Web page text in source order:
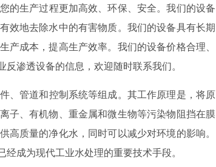
的生产过程更加高效、环保、安全。我们的设备
效地去除水中的有害物质。我们的设备具有长期
成本，提高生产效率。我们的设备价格合理、
渗透设备的信息，欢迎随时联系我们。
、管道和控制系统等组成。其工作原理是，将原
子、有机物、重金属和微生物等污染物阻挡在膜
质量的净化水，同时可以减少对环境的影响。
成为现代工业水处理的重要技术手段。